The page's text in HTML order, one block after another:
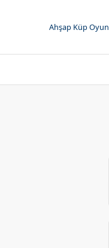
Ahşap Küp